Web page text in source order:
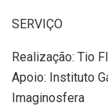
SERVIÇO
Realização: Tio
Apoio: Instituto
Imaginosfera